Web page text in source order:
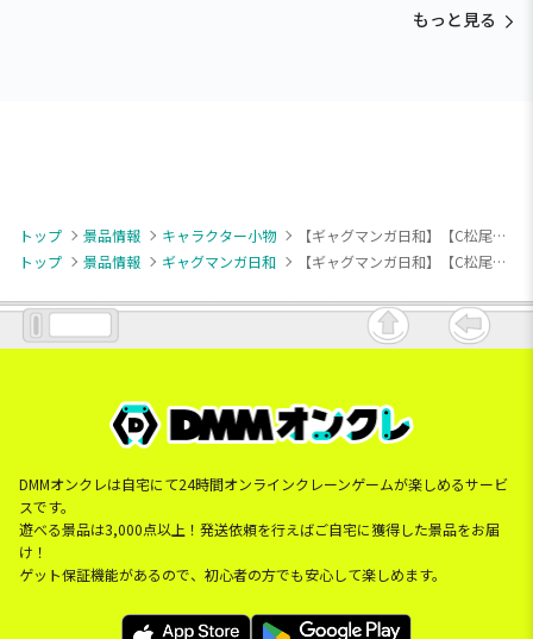
もっと見る
トップ 景品情報 キャラクター小物
【ギャグマンガ日和】【C松尾芭蕉】増田こうすけ劇場 ギャグマンガ日和GO ちびぐるみ
トップ
景品情報 ギャグマンガ日和 【ギャグマンガ日和】【C松尾芭蕉】増田こうすけ劇場 ギャグマンガ日和GO ちびぐるみ
DMMオンクレは自宅にて24時間オンラインクレーンゲームが楽しめるサービ
スです。
遊べる景品は3,000点以上！発送依頼を行えばご自宅に獲得した景品をお届
け！
ゲット保証機能があるので、初心者の方でも安心して楽しめます。